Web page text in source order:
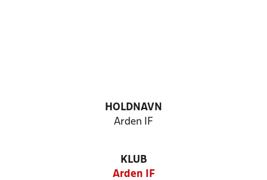
HOLDNAVN
Arden IF
KLUB
Arden IF